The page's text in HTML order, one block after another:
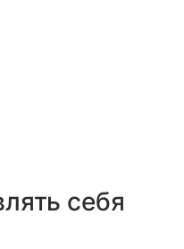
себя